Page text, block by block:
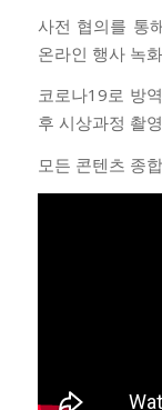
사전 협의를 통
온라인 행사 녹화
코로나19로 방
후 시상과정 촬
모든 콘텐츠 종